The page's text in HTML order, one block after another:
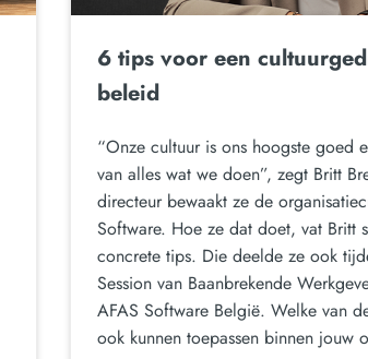
6 tips voor een
beleid
“Onze cultuur is ons hoogste goed
van alles wat we doen”, zegt Britt
directeur bewaakt ze de
Software. Hoe ze dat doet, vat Britt
concrete tips. Die deelde ze ook
Session van Baanbrekende
AFAS Software België. Welke van
ook kunnen toepassen binnen jouw